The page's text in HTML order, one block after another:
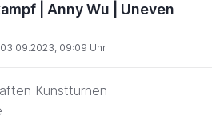
| Anny Wu | Uneven
03.09.2023, 09:09 Uhr
Kunstturnen